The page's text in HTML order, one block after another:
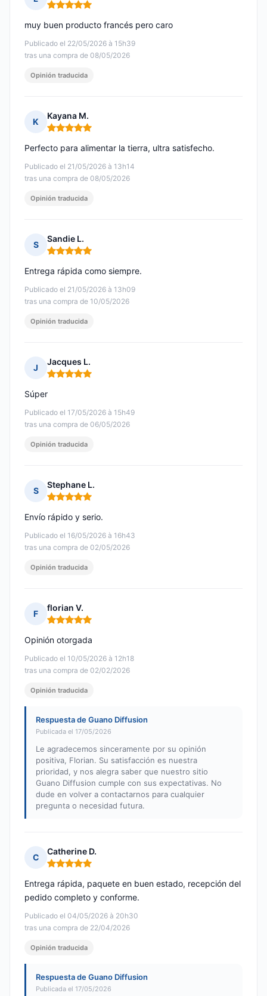
Nota: 5 de 5
Publicado el 22/05/2026 à 15h39
tras una compra de 08/05/2026
muy buen producto francés pero caro
Opinión traducida
K
Kayana M.
Nota: 5 de 5
Publicado el 21/05/2026 à 13h14
tras una compra de 08/05/2026
Perfecto para alimentar la tierra, ultra satisfecho.
Opinión traducida
S
Sandie L.
Nota: 5 de 5
Publicado el 21/05/2026 à 13h09
tras una compra de 10/05/2026
Entrega rápida como siempre.
Opinión traducida
J
Jacques L.
Nota: 5 de 5
Publicado el 17/05/2026 à 15h49
tras una compra de 06/05/2026
Súper
Opinión traducida
S
Stephane L.
Nota: 5 de 5
Publicado el 16/05/2026 à 16h43
tras una compra de 02/05/2026
Envío rápido y serio.
Opinión traducida
F
florian V.
Nota: 5 de 5
Publicado el 10/05/2026 à 12h18
tras una compra de 02/02/2026
Opinión otorgada
Opinión traducida
Respuesta de Guano Diffusion
Publicada el 17/05/2026
Le agradecemos sinceramente por su opinión
positiva, Florian. Su satisfacción es nuestra
prioridad, y nos alegra saber que nuestro sitio
Guano Diffusion cumple con sus expectativas. No
dude en volver a contactarnos para cualquier
pregunta o necesidad futura.
C
Catherine D.
Nota: 5 de 5
Publicado el 04/05/2026 à 20h30
tras una compra de 22/04/2026
Entrega rápida, paquete en buen estado, recepción del
pedido completo y conforme.
Opinión traducida
Respuesta de Guano Diffusion
Publicada el 17/05/2026